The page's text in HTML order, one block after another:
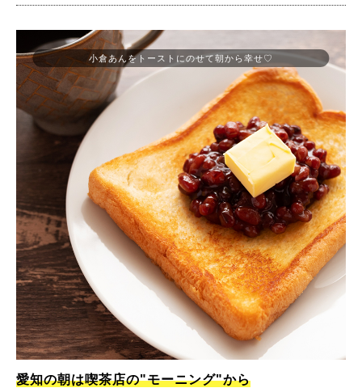
小倉あんをトーストにのせて朝から幸せ♡
愛知の朝は喫茶店の"モーニング"から